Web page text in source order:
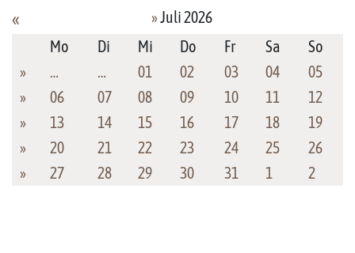
»
«
Juli 2026
Mo
Di Mi Do Fr Sa
So
»
… … 01 02 03 04
05
»
06 07 08 09 10 11
12
»
13 14 15 16 17 18
19
»
20 21 22 23 24 25
26
»
27 28 29 30 31 1 2